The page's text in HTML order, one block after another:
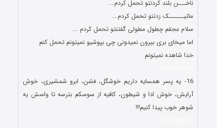
ناخـــن بلند کردنتو تحمل کردم….
ماتیــــــک زدنتو تحمل کردم….
سلام عجقم چطول مطولی گفتنتو تحمل کردم ….
اما میخای بری بیرون نمیدونی چی بپوشیو نمیتونم تحمل کنم
خدا شاهده نمیتونم
16- یه پسر همسایه داریم خوشگل، فشن، ابرو شمشیری، خوش
آرایش، خوش ادا و شیطون، کافیه از سوسکم بترسه تا واسش یه
شوهر خوب پیدا کنیم!!!